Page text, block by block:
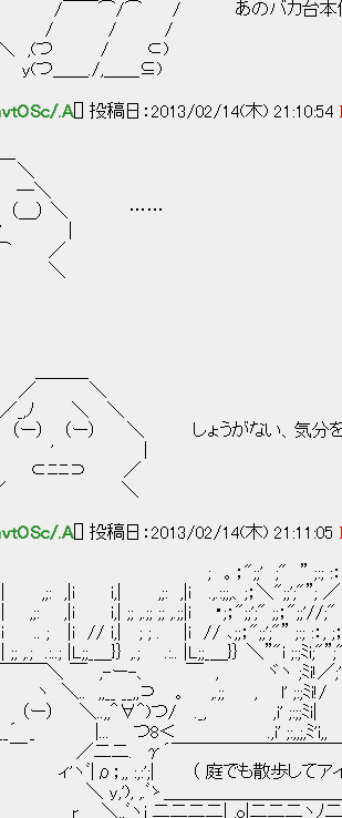
⌒/⌒ / あのバカ台本作
/ / /
,(つ / ⊂)
＿./,＿＿⊆)
.A[] 投稿日：2013/02/14(木) 21:10:54
＼
（＿） ＼ ……
' |
／
＼
＼ ＼
ー） ＼ しょうがない、気分を
|
⊂ﾆﾆ⊃ ／
／ ＼
.A[] 投稿日：2013/02/14(木) 21:11:05
";;' ;" ” ;:; :：
,|i .,.:;;,、;；＼";;';"”; ／ :：
;; ,.;;|i ・;；";;';" ;;；";;'//;" ;:
; ; . |i // ､;;；";;';"” ;:; :：, ;；
＿}｝ ,.; .:.. |L;;_＿}｝ ＼”"i ;:;ﾐ
￣ ,-ー-、 ￣ , ヾヽ ;ﾐi!／
ヽ ＼.. ,,__ __,,⊃ 。 ,.;; , l' ;:;ﾐi!/
） （ー） ＼..,,＾∀＾)つ/ ._, ,i' ;:;;ﾐi|
_ |... つ8＜ .,i' ;:,,;,ﾐ'i,,
二二. γ´￣￣￣￣￣￣￣￣￣￣￣
'ヽﾞ|ρ；,, :,:';| （ 庭でも散歩してアイデ
,.ﾞゝ＿＿＿＿＿＿＿＿＿＿＿＿
..ﾞヽi 二二二二| ,o|二二二ヽﾉ二